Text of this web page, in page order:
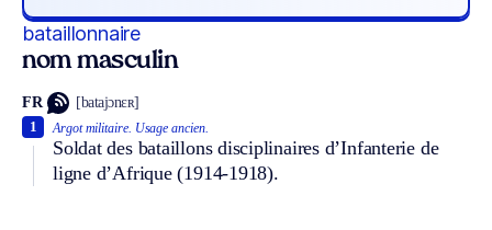
bataillonnaire
nom masculin
FR [batajɔnɛʀ]
Argot militaire. Usage ancien.
Soldat des bataillons disciplinaires d’Infanterie de
ligne d’Afrique (1914-1918).
1